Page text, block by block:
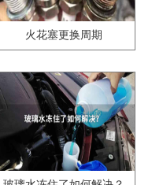
火花塞更换周期